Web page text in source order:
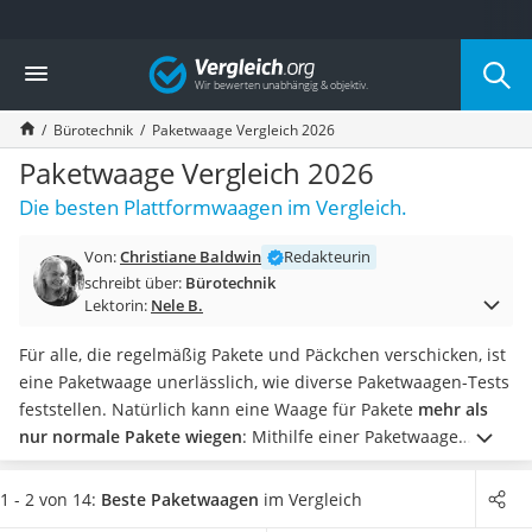
Die beliebtesten Vergleiche nach Kategorie
Wohnen
Matratzen-Topper
Matratzen
Konferenzlautsprecher
Tageslichtlampe
Badlüfter
Bürohocker
Außenleuchte mit Kamera
Akku-Tischlampe
Konferenzmikrofon
Klappmatratze
Duschkopf mit Kalkfilter
Aktenvernichter Sicherheitsstufe 4
Bettgitter
Vergleich
Bürotechnik Paketwaage Vergleich 2026
Paketwaage Vergleich 2026
Die besten Plattformwaagen im Vergleich.
Von:Christiane Baldwin
Redakteurin
schreibt über: Bürotechnik
Lektorin: Nele B.
Für alle, die regelmäßig Pakete und Päckchen verschicken, ist
eine Paketwaage unerlässlich, wie diverse Paketwaagen-Tests
feststellen. Natürlich kann eine Waage für Pakete mehr als
nur normale Pakete wiegen: Mithilfe einer Paketwaage
können Sie auch Ihre Wandfarbe anmischen, das Gewicht
Ihres Handgepäcks oder Ihres Labradors kontrollieren und
1 - 2 von 14: Beste Paketwaagen im Vergleich